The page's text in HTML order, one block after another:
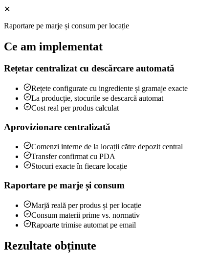
✕
Raportare pe marje și consum per locație
Ce am implementat
Rețetar centralizat cu descărcare automată
Rețete configurate cu ingrediente și gramaje exacte
La producție, stocurile se descarcă automat
Cost real per produs calculat
Aprovizionare centralizată
Comenzi interne de la locații către depozit central
Transfer confirmat cu PDA
Stocuri exacte în fiecare locație
Raportare pe marje și consum
Marjă reală per produs și per locație
Consum materii prime vs. normativ
Rapoarte trimise automat pe email
Rezultate obținute